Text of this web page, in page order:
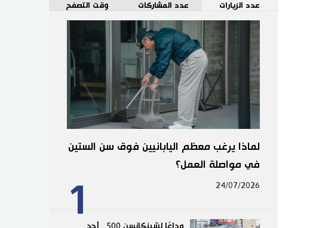
عدد الزيارات عدد المشاركات وقت التصفح
1
لماذا يرغب معظم اليابانيين فوق سن الستين
في مواصلة العمل؟
24/07/2026
وداعًا لشينكانسن 500.. أحد